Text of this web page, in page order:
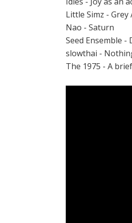
Little Simz - Grey
Nao - Saturn
Seed Ensemble -
slowthai -
The 1975 - A